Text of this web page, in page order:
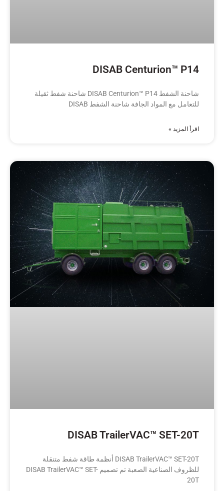
DISAB Centurion™ P14
شاحنة الشفط DISAB Centurion™ P14 شاحنة شفط ثقيلة
للتعامل مع المواد الجافة شاحنة الشفط DISAB
اقرأ المزيد »
DISAB TrailerVAC™ SET-20T
DISAB TrailerVAC™ SET-20T أنظمة طاقة شفط متنقلة
للظروف الصناعية الصعبة تم تصميم DISAB TrailerVAC™ SET-
20T